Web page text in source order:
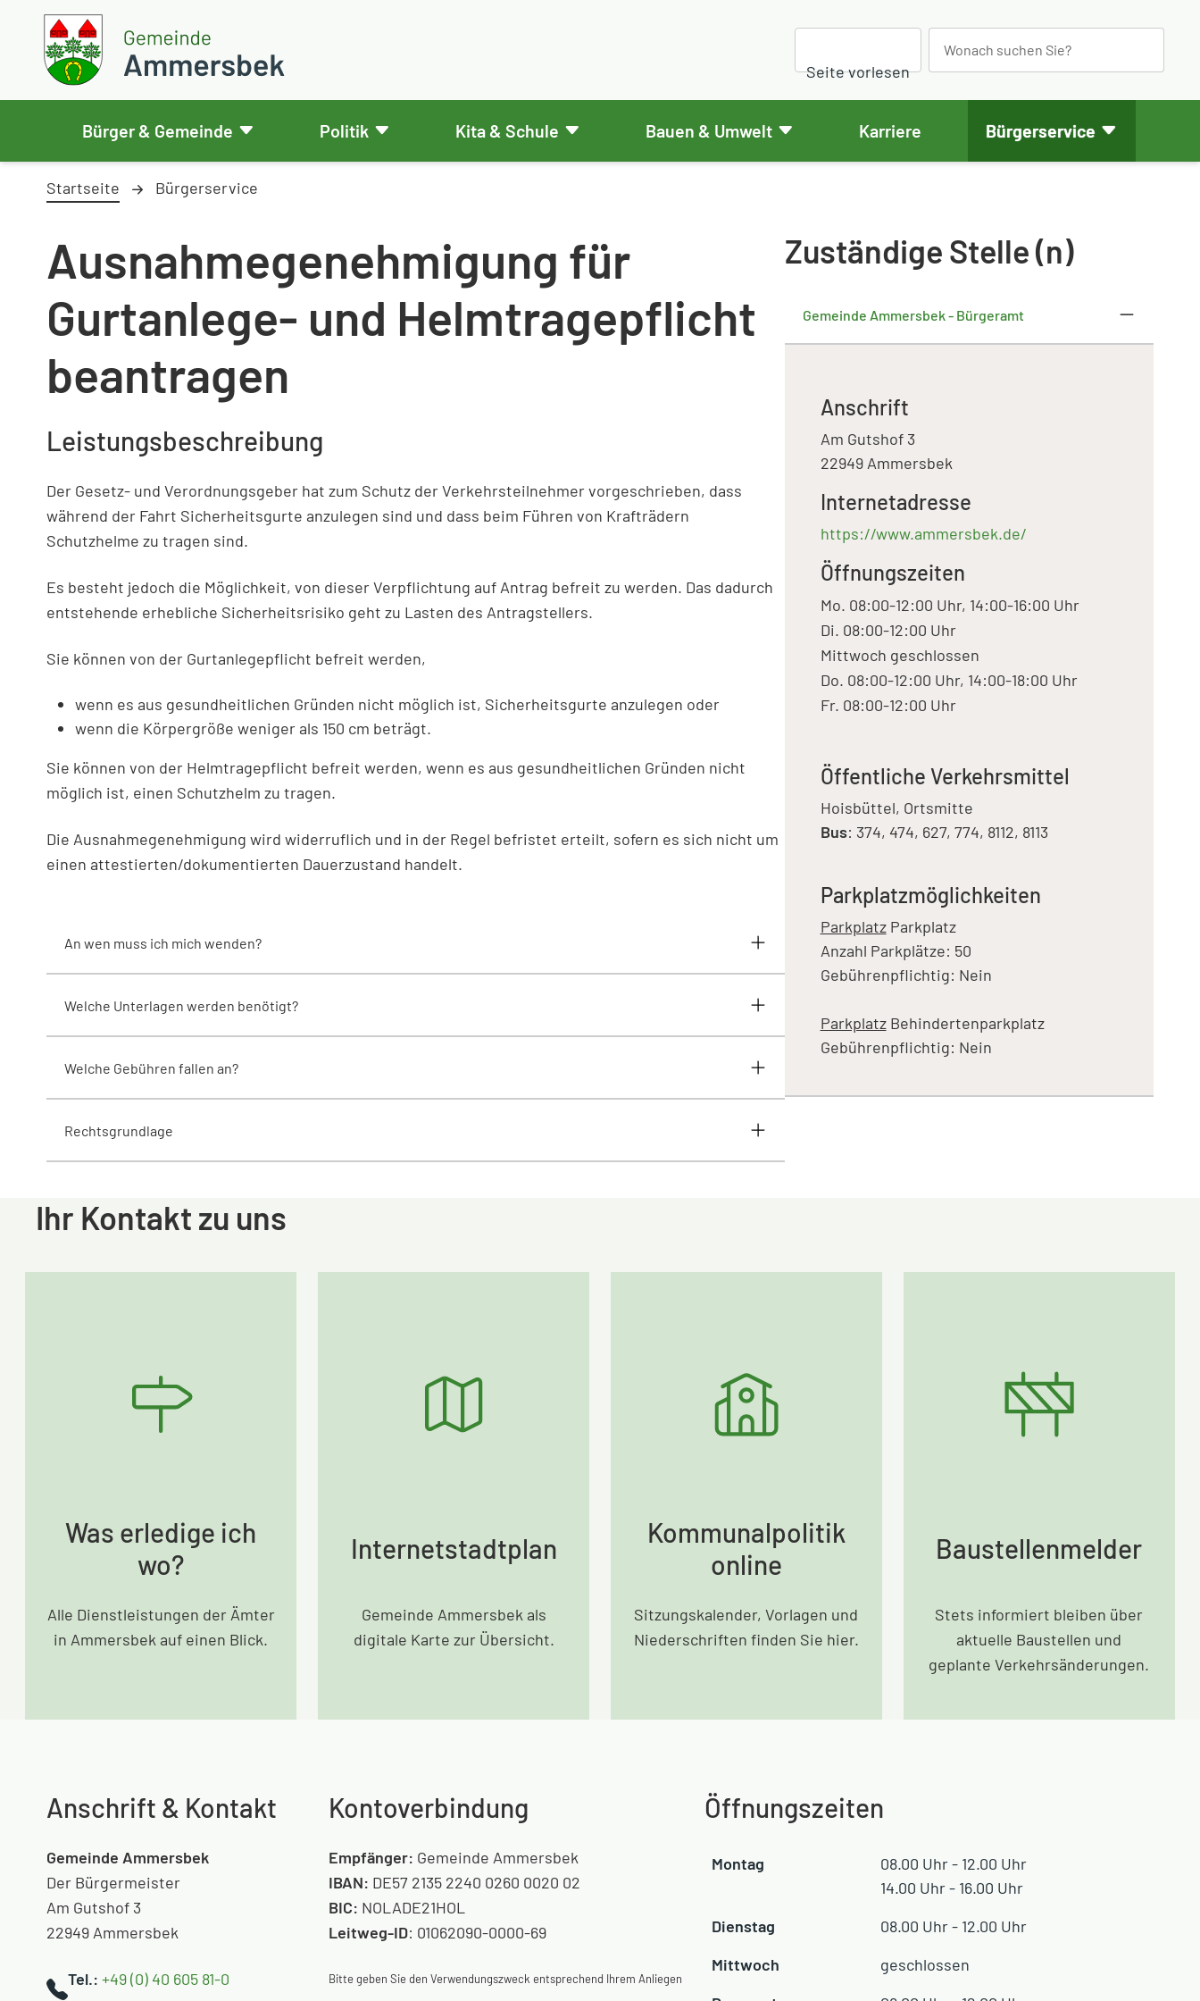
Weiter zum Inhalt
Skip to footer
Gemeinde Ammersbek
Seite vorlesen
h
Bürger & Gemeinde Politik Kita & Schule Bauen & Umwelt Karriere Bürgerservice
Startseite Bürgerservice
Ausnahmegenehmigung für
Gurtanlege- und Helmtragepflicht
beantragen
Leistungsbeschreibung
Der Gesetz- und Verordnungsgeber hat zum Schutz der Verkehrsteilnehmer vorgeschrieben, dass
während der Fahrt Sicherheitsgurte anzulegen sind und dass beim Führen von Krafträdern
Schutzhelme zu tragen sind.
Es besteht jedoch die Möglichkeit, von dieser Verpflichtung auf Antrag befreit zu werden. Das dadurch
entstehende erhebliche Sicherheitsrisiko geht zu Lasten des Antragstellers.
Sie können von der Gurtanlegepflicht befreit werden,
wenn es aus gesundheitlichen Gründen nicht möglich ist, Sicherheitsgurte anzulegen oder
wenn die Körpergröße weniger als 150 cm beträgt.
Sie können von der Helmtragepflicht befreit werden, wenn es aus gesundheitlichen Gründen nicht
möglich ist, einen Schutzhelm zu tragen.
Die Ausnahmegenehmigung wird widerruflich und in der Regel befristet erteilt, sofern es sich nicht um
einen attestierten/dokumentierten Dauerzustand handelt.
An wen muss ich mich wenden?
Welche Unterlagen werden benötigt?
Welche Gebühren fallen an?
Rechtsgrundlage
Zuständige Stelle (n)
Gemeinde Ammersbek - Bürgeramt
Anschrift
Am Gutshof 3
22949 Ammersbek
Internetadresse
https://www.ammersbek.de/
Öffnungszeiten
Mo. 08:00-12:00 Uhr, 14:00-16:00 Uhr
Di. 08:00-12:00 Uhr
Mittwoch geschlossen
Do. 08:00-12:00 Uhr, 14:00-18:00 Uhr
Fr. 08:00-12:00 Uhr
Öffentliche Verkehrsmittel
Hoisbüttel, Ortsmitte
Bus: 374, 474, 627, 774, 8112, 8113
Parkplatzmöglichkeiten
ParkplatzParkplatz
Anzahl Parkplätze: 50
Gebührenpflichtig: Nein
ParkplatzBehindertenparkplatz
Gebührenpflichtig: Nein
Ihr Kontakt zu uns
Was erledige ich
wo?
Alle Dienstleistungen der Ämter
in Ammersbek auf einen Blick.
Internetstadtplan
Gemeinde Ammersbek als
digitale Karte zur Übersicht.
Kommunalpolitik
online
Sitzungskalender, Vorlagen und
Niederschriften finden Sie hier.
Baustellenmelder
Stets informiert bleiben über
aktuelle Baustellen und
geplante Verkehrsänderungen.
Anschrift & Kontakt
Gemeinde Ammersbek
Der Bürgermeister
Am Gutshof 3
22949 Ammersbek
Tel.: +49 (0) 40 605 81-0
Kontoverbindung
Empfänger: Gemeinde Ammersbek
IBAN: DE57 2135 2240 0260 0020 02
BIC: NOLADE21HOL
Leitweg-ID: 01062090-0000-69
Bitte geben Sie den Verwendungszweck entsprechend Ihrem Anliegen
Öffnungszeiten
Montag
08.00 Uhr - 12.00 Uhr
14.00 Uhr - 16.00 Uhr
Dienstag
08.00 Uhr - 12.00 Uhr
Mittwoch
geschlossen